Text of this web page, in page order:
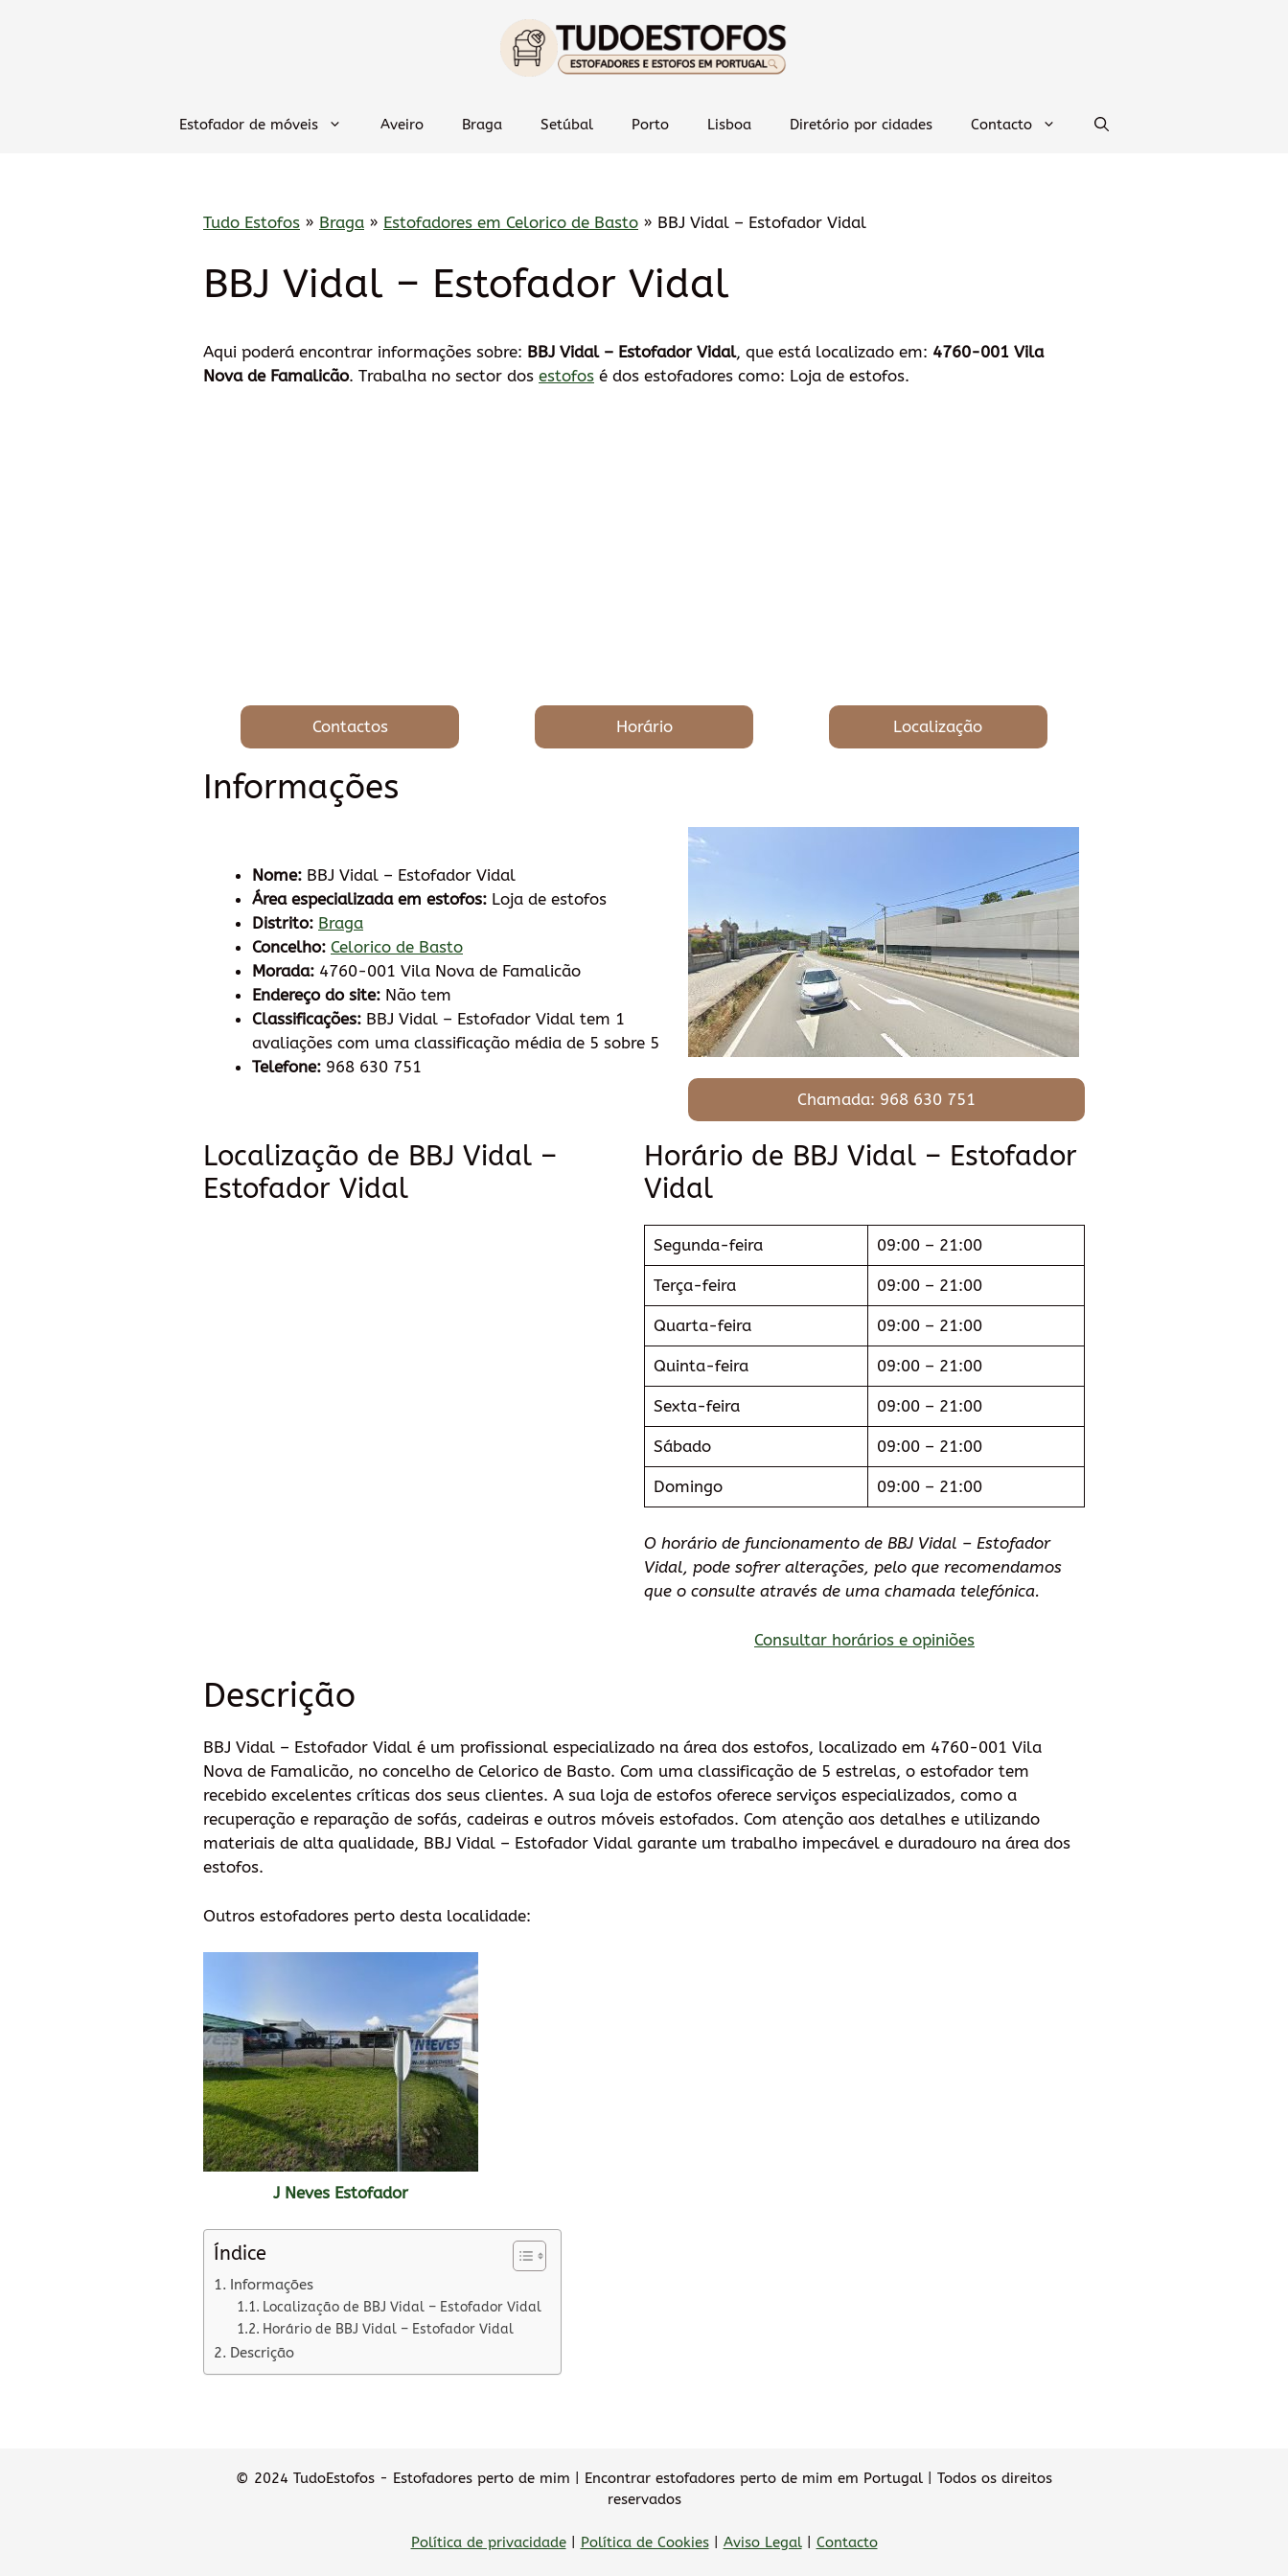
Estofador de móveis Aveiro Braga Setúbal Porto Lisboa Diretório por cidades Contacto
Tudo Estofos » Braga » Estofadores em Celorico de Basto » BBJ Vidal – Estofador Vidal
BBJ Vidal – Estofador Vidal
Aqui poderá encontrar informações sobre: BBJ Vidal – Estofador Vidal, que está localizado em: 4760-001 Vila
Nova de Famalicão. Trabalha no sector dos estofos é dos estofadores como: Loja de estofos.
Contactos Horário Localização
Informações
Nome: BBJ Vidal – Estofador Vidal
Área especializada em estofos: Loja de estofos
Distrito: Braga
Concelho: Celorico de Basto
Morada: 4760-001 Vila Nova de Famalicão
Endereço do site: Não tem
Classificações: BBJ Vidal – Estofador Vidal tem 1
avaliações com uma classificação média de 5 sobre 5
Telefone: 968 630 751
Chamada: 968 630 751
Localização de BBJ Vidal –
Estofador Vidal
Horário de BBJ Vidal – Estofador
Vidal
Segunda-feira 09:00 – 21:00
Terça-feira 09:00 – 21:00
Quarta-feira 09:00 – 21:00
Quinta-feira 09:00 – 21:00
Sexta-feira 09:00 – 21:00
Sábado 09:00 – 21:00
Domingo 09:00 – 21:00
O horário de funcionamento de BBJ Vidal – Estofador
Vidal, pode sofrer alterações, pelo que recomendamos
que o consulte através de uma chamada telefónica.
Consultar horários e opiniões
Descrição
BBJ Vidal – Estofador Vidal é um profissional especializado na área dos estofos, localizado em 4760-001 Vila
Nova de Famalicão, no concelho de Celorico de Basto. Com uma classificação de 5 estrelas, o estofador tem
recebido excelentes críticas dos seus clientes. A sua loja de estofos oferece serviços especializados, como a
recuperação e reparação de sofás, cadeiras e outros móveis estofados. Com atenção aos detalhes e utilizando
materiais de alta qualidade, BBJ Vidal – Estofador Vidal garante um trabalho impecável e duradouro na área dos
estofos.
Outros estofadores perto desta localidade:
J Neves Estofador
Índice
Informações
Localização de BBJ Vidal – Estofador Vidal
Horário de BBJ Vidal – Estofador Vidal
Descrição
© 2024 TudoEstofos - Estofadores perto de mim | Encontrar estofadores perto de mim em Portugal | Todos os direitos
reservados
Política de privacidade| Política de Cookies| Aviso Legal| Contacto